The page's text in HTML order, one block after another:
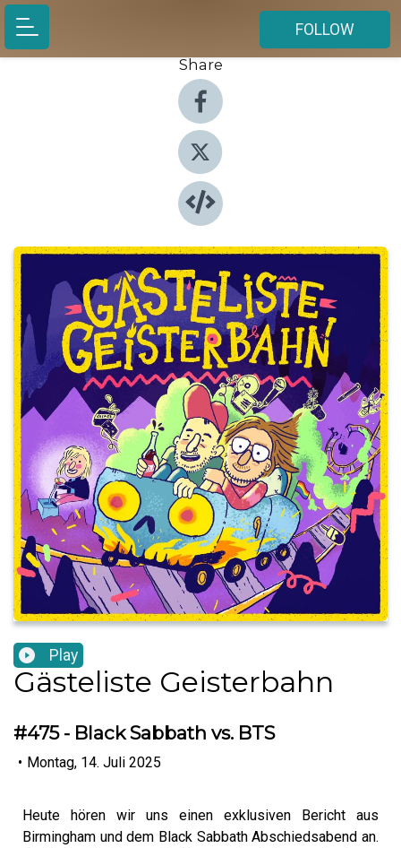
FOLLOW
Share
Play
Gästeliste Geisterbahn
#475 - Black Sabbath vs. BTS
• Montag, 14. Juli 2025
Heute hören wir uns einen exklusiven Bericht aus
Birmingham und dem Black Sabbath Abschiedsabend an.